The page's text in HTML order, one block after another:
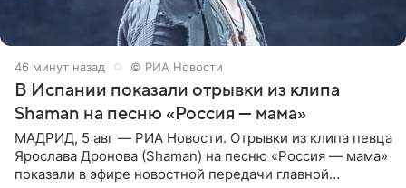
46 минут назад © РИА Новости
В Испании показали отрывки из клипа
Shaman на песню «Россия — мама»
МАДРИД, 5 авг — РИА Новости. Отрывки из клипа певца
Ярослава Дронова (Shaman) на песню «Россия — мама»
показали в эфире новостной передачи главной